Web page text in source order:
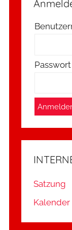
Passwort
A
l
r
t
i
Satzung
Kalender